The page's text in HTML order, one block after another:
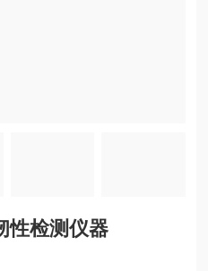
性检测仪器